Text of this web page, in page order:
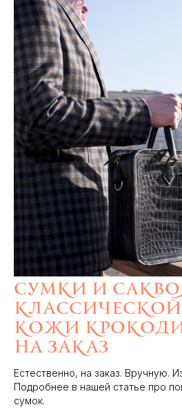
Сумки и
кожи
на заказ
Естественно, на заказ. Вручную.
Подробнее в нашей статье про
сумок.